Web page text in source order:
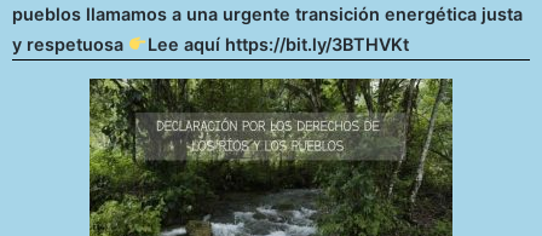
pueblos llamamos a una urgente transición energética justa
y respetuosa
Lee aquí https://bit.ly/3BTHVKt